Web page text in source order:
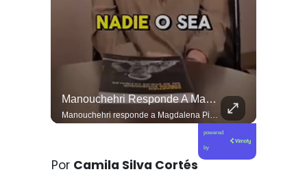
Manouchehri Responde A Magdalena Piñera: “Les Molesta Que Toquemos A Los Que Se Creían Intocables”, , El Diputado Daniel Manouchehri (PS) Respondió A Los Dichos...
Manouchehri responde a Magdalena Piñera: “Les molesta que toquemos a los que se creían intocables” El diputado Daniel Manouchehri (PS) respondió a los dichos de Magdalena Piñera, hija del expresidente Sebastián Piñera, quien en una entrevista afirmó que “no quiero un Congreso lleno de Manouchehris (…) nadie lo sigue”, en el marco de una reflexión sobre el debate público y el legado del exmandatario. El parlamentario por la Región de Coquimbo defendió su trabajo legislativo y fiscalizador, apuntando a que su respaldo ciudadano y sus acciones contra redes de poder contradicen las críticas formuladas por la hija del exmandatario. “Magdalena Piñera dice que nadie nos sigue. Los casi 100 mil votos en la última elección, récord histórico para un parlamentario en mi región, dicen otra cosa. Ese respaldo es un mandato para enfrentar los abusos de los poderosos. Nuestras acusaciones constitucionales terminaron con tres jueces destituidos y nuestras denuncias abrieron investigaciones penales en el Caso Hermosilla, entre ellas la que investiga a Chadwick”, indicó Manouchehri.
powered
by
Por Camila Silva Cortés